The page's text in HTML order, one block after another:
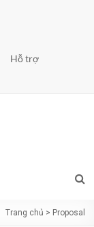
Hỗ trợ
Trang chủ > Proposal